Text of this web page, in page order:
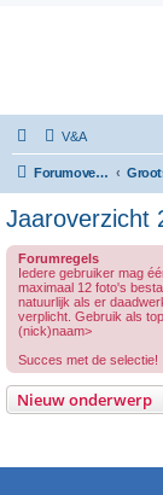
V&A
Forumoverzicht
Jaaroverzicht
Forumregels
Iedere gebruiker mag
maximaal 12 foto's
natuurlijk als er
verplicht. Gebruik als
(nick)naam>
Succes met de selectie!
Nieuw onderwerp